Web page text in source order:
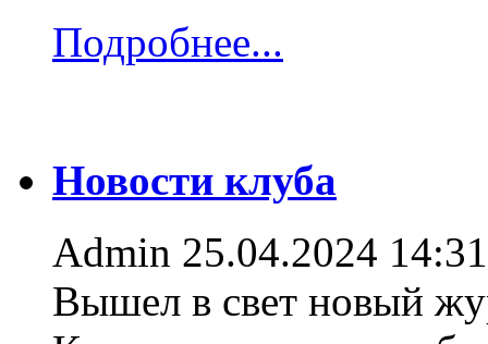
Подробнее...
Новости клуба
Admin 25.04.2024 14:31
Вышел в свет новый